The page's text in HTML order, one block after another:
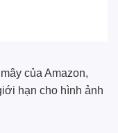
của Amazon,
hạn cho hình ảnh